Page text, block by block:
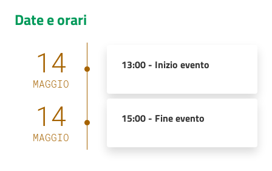
Date e orari
14
MAGGIO
13:00 - Inizio evento
14
MAGGIO
15:00 - Fine evento